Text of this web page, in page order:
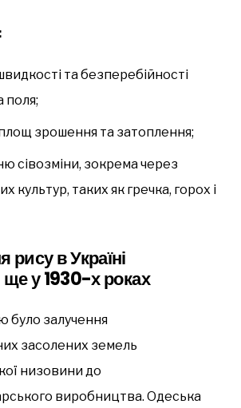
та безперебійності
поля;
зрошення та затоплення;
сівозміни, зокрема через
культур, таких як гречка, горох і
в Україні
у 1930-х роках
залучення
засолених земель
низовини до
виробництва. Одеська